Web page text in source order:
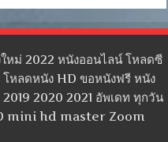
หม่ 2022 หนังออนไลน์ โหลดซี
หลดหนัง HD ขอหนังฟรี หนัง
2019 2020 2021 อัพเดท ทุกวัน
mini hd master Zoom